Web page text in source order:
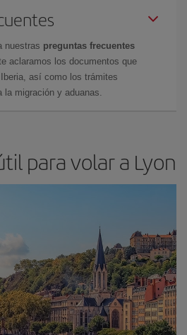
nuestras preguntas frecuentes
aclaramos los documentos que
así como los trámites
migración y aduanas.
para volar a Lyon